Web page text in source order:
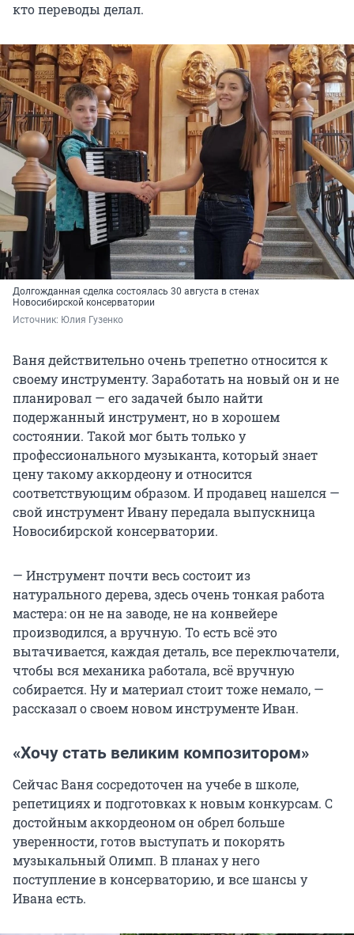
кто переводы делал.
Долгожданная сделка состоялась 30 августа в стенах
Новосибирской консерватории
Источник: Юлия Гузенко
Ваня действительно очень трепетно относится к
своему инструменту. Заработать на новый он и не
планировал — его задачей было найти
подержанный инструмент, но в хорошем
состоянии. Такой мог быть только у
профессионального музыканта, который знает
цену такому аккордеону и относится
соответствующим образом. И продавец нашелся —
свой инструмент Ивану передала выпускница
Новосибирской консерватории.
— Инструмент почти весь состоит из
натурального дерева, здесь очень тонкая работа
мастера: он не на заводе, не на конвейере
производился, а вручную. То есть всё это
вытачивается, каждая деталь, все переключатели,
чтобы вся механика работала, всё вручную
собирается. Ну и материал стоит тоже немало, —
рассказал о своем новом инструменте Иван.
«Хочу стать великим композитором»
Сейчас Ваня сосредоточен на учебе в школе,
репетициях и подготовках к новым конкурсам. С
достойным аккордеоном он обрел больше
уверенности, готов выступать и покорять
музыкальный Олимп. В планах у него
поступление в консерваторию, и все шансы у
Ивана есть.